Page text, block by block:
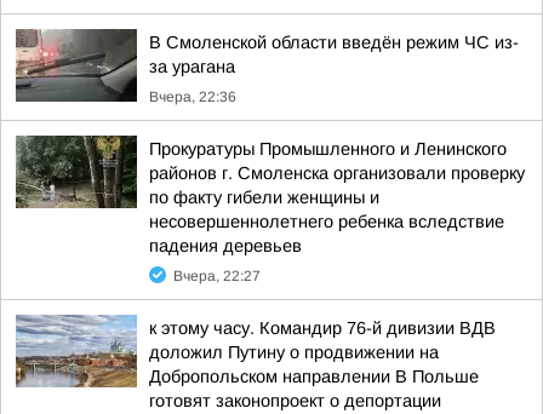
В Смоленской области введён режим ЧС из-
за урагана
Вчера, 22:36
Прокуратуры Промышленного и Ленинского
районов г. Смоленска организовали проверку
по факту гибели женщины и
несовершеннолетнего ребенка вследствие
падения деревьев
Вчера, 22:27
к этому часу. Командир 76-й дивизии ВДВ
доложил Путину о продвижении на
Добропольском направлении В Польше
готовят законопроект о депортации